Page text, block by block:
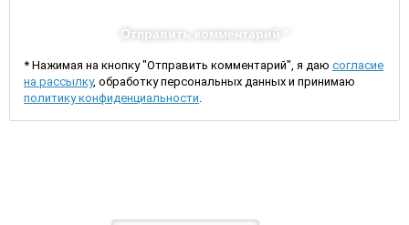
Отправить комментарий *
* Нажимая на кнопку "Отправить комментарий", я даю согласие
на рассылку, обработку персональных данных и принимаю
политику конфиденциальности.